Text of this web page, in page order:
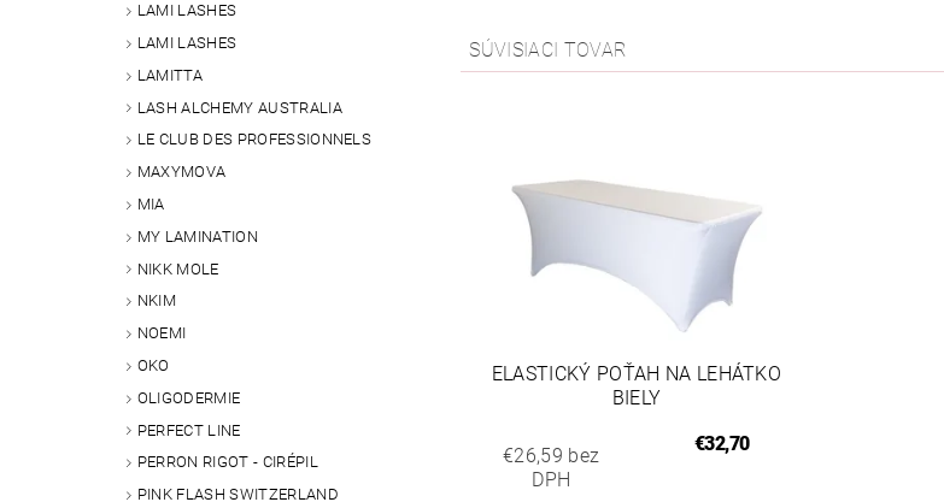
LAMI LASHES
LAMI LASHES
LAMITTA
LASH ALCHEMY AUSTRALIA
LE CLUB DES PROFESSIONNELS
MAXYMOVA
MIA
MY LAMINATION
NIKK MOLE
NKIM
NOEMI
OKO
OLIGODERMIE
PERFECT LINE
PERRON RIGOT - CIRÉPIL
PINK FLASH SWITZERLAND
SÚVISIACI TOVAR
ELASTICKÝ POŤAH NA LEHÁTKO
BIELY
€26,59 bez
DPH
€32,70